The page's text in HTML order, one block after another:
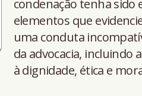
condenação tenha sido
elementos que
uma conduta
da advocacia, incluindo
à dignidade, ética e